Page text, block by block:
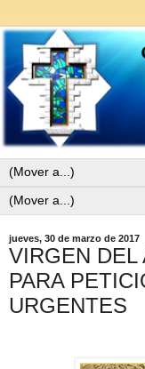
jueves, 30 de marzo de 2017
VIRGEN DEL
PARA
URGENTES